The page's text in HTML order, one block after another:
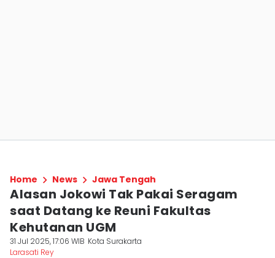
Home News Jawa Tengah
Alasan Jokowi Tak Pakai Seragam
saat Datang ke Reuni Fakultas
Kehutanan UGM
31 Jul 2025, 17:06 WIB Kota Surakarta
Larasati Rey